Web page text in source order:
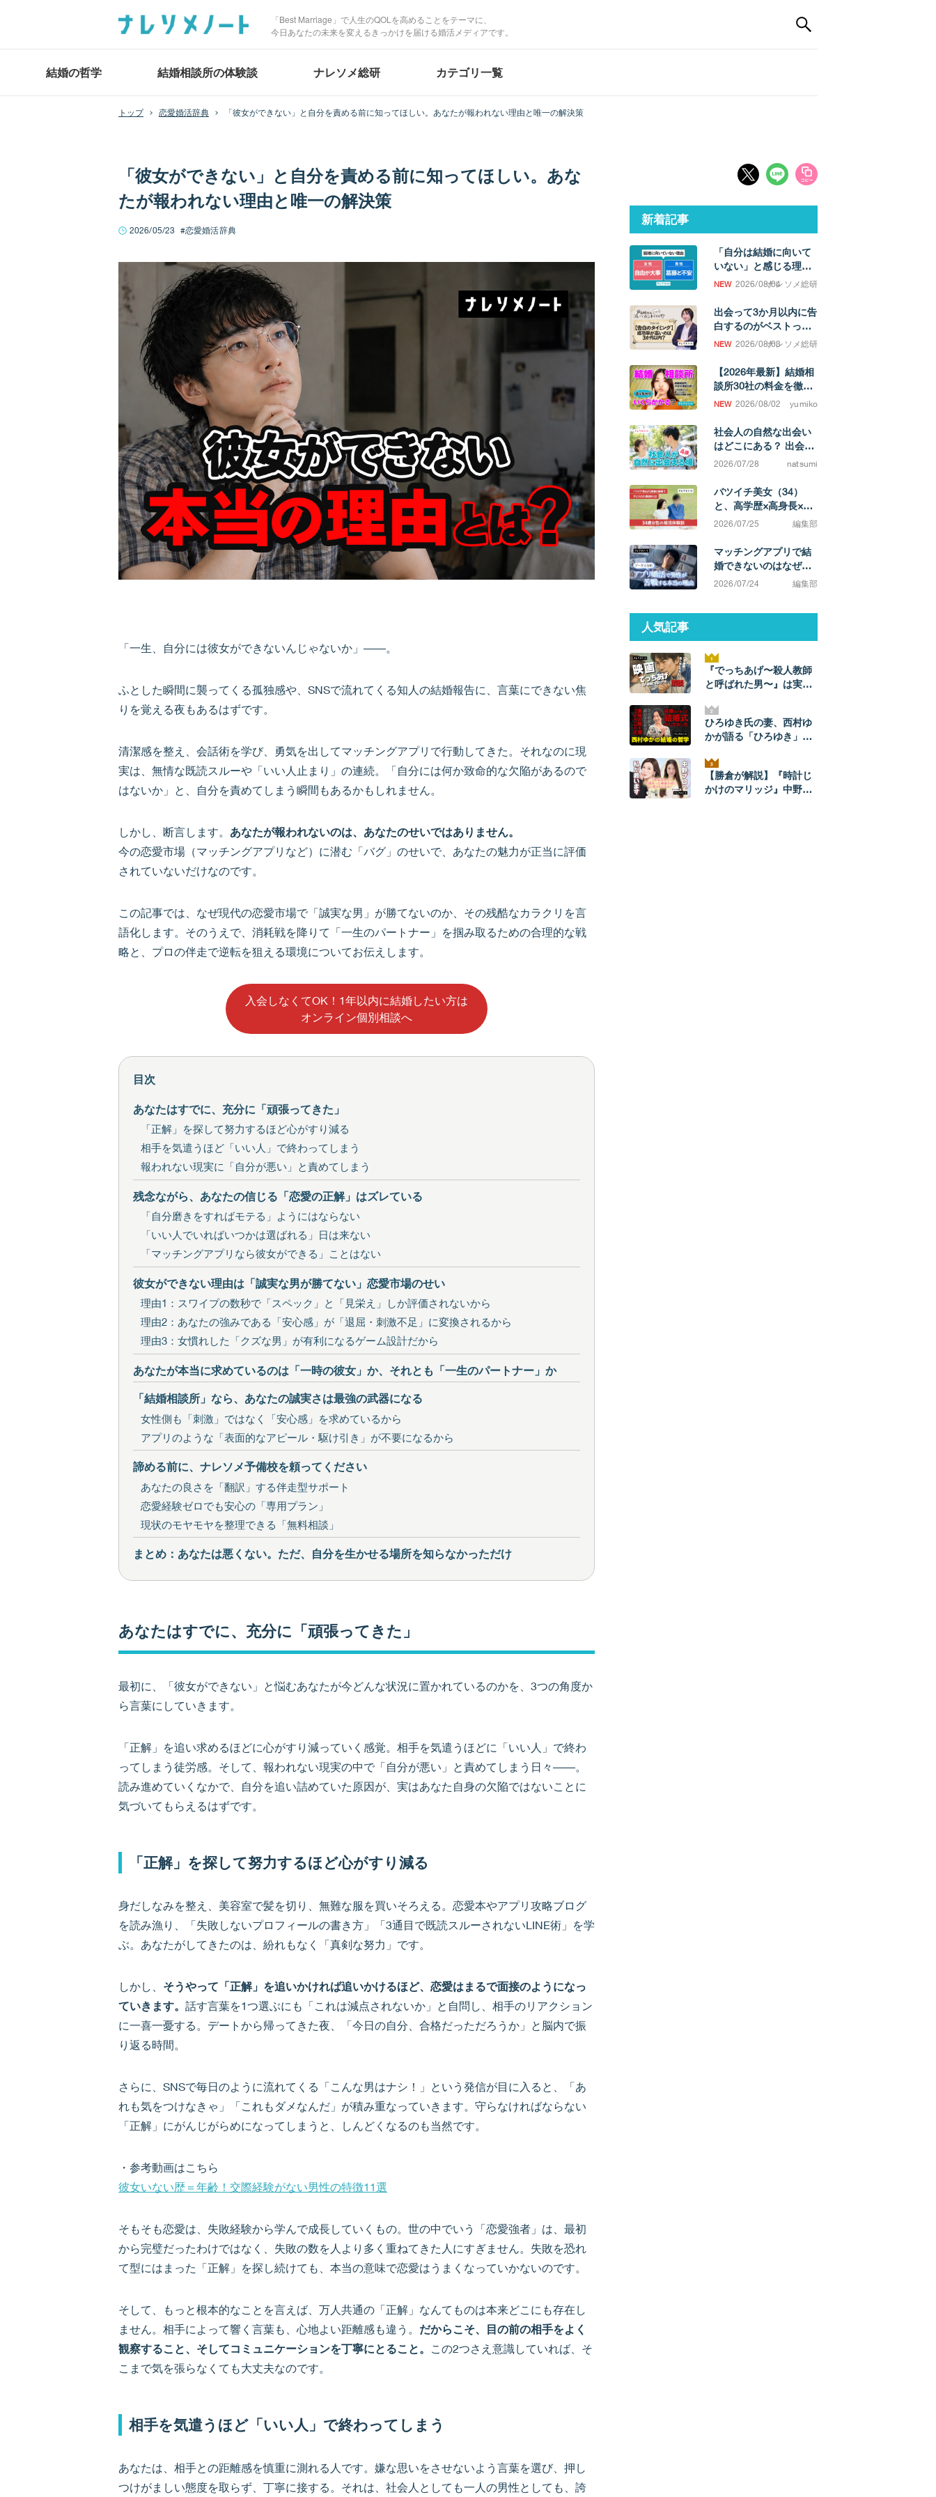
「Best Marriage」で人生のQOLを高めることをテーマに、
今日あなたの未来を変えるきっかけを届ける婚活メディアです。
結婚の哲学 結婚相談所の体験談 ナレソメ総研 カテゴリ一覧
恋愛婚活辞典 「彼女ができない」と自分を責める前に知ってほしい。あなたが報われない理由と唯一の解決策
「彼女ができない」と自分を責める前に知ってほしい。あな
たが報われない理由と唯一の解決策
2026/05/23 恋愛婚活辞典
「一生、自分には彼女ができないんじゃないか」――。
ふとした瞬間に襲ってくる孤独感や、SNSで流れてくる知人の結婚報告に、言葉にできない焦
りを覚える夜もあるはずです。
清潔感を整え、会話術を学び、勇気を出してマッチングアプリで行動してきた。それなのに現
実は、無情な既読スルーや「いい人止まり」の連続。「自分には何か致命的な欠陥があるので
はないか」と、自分を責めてしまう瞬間もあるかもしれません。
しかし、断言します。 あなたが報われないのは、あなたのせいではありません。
今の恋愛市場（マッチングアプリなど）に潜む「バグ」のせいで、あなたの魅力が正当に評価
されていないだけなのです。
この記事では、なぜ現代の恋愛市場で「誠実な男」が勝てないのか、その残酷なカラクリを言
語化します。そのうえで、消耗戦を降りて「一生のパートナー」を掴み取るための合理的な戦
略と、プロの伴走で逆転を狙える環境についてお伝えします。
入会しなくてOK！1年以内に結婚したい方は
オンライン個別相談へ
目次
あなたはすでに、充分に「頑張ってきた」
「正解」を探して努力するほど心がすり減る
相手を気遣うほど「いい人」で終わってしまう
報われない現実に「自分が悪い」と責めてしまう
残念ながら、あなたの信じる「恋愛の正解」はズレている
「自分磨きをすればモテる」ようにはならない
「いい人でいればいつかは選ばれる」日は来ない
「マッチングアプリなら彼女ができる」ことはない
彼女ができない理由は「誠実な男が勝てない」恋愛市場のせい
理由1：スワイプの数秒で「スペック」と「見栄え」しか評価されないから
理由2：あなたの強みである「安心感」が「退屈・刺激不足」に変換されるから
理由3：女慣れした「クズな男」が有利になるゲーム設計だから
あなたが本当に求めているのは「一時の彼女」か、それとも「一生のパートナー」か
「結婚相談所」なら、あなたの誠実さは最強の武器になる
女性側も「刺激」ではなく「安心感」を求めているから
アプリのような「表面的なアピール・駆け引き」が不要になるから
諦める前に、ナレソメ予備校を頼ってください
あなたの良さを「翻訳」する伴走型サポート
恋愛経験ゼロでも安心の「専用プラン」
現状のモヤモヤを整理できる「無料相談」
まとめ：あなたは悪くない。ただ、自分を生かせる場所を知らなかっただけ
あなたはすでに、充分に「頑張ってきた」
最初に、「彼女ができない」と悩むあなたが今どんな状況に置かれているのかを、3つの角度か
ら言葉にしていきます。
「正解」を追い求めるほどに心がすり減っていく感覚。相手を気遣うほどに「いい人」で終わ
ってしまう徒労感。そして、報われない現実の中で「自分が悪い」と責めてしまう日々――。
読み進めていくなかで、自分を追い詰めていた原因が、実はあなた自身の欠陥ではないことに
気づいてもらえるはずです。
「正解」を探して努力するほど心がすり減る
身だしなみを整え、美容室で髪を切り、無難な服を買いそろえる。恋愛本やアプリ攻略ブログ
を読み漁り、「失敗しないプロフィールの書き方」「3通目で既読スルーされないLINE術」を学
ぶ。あなたがしてきたのは、紛れもなく「真剣な努力」です。
しかし、 そうやって「正解」を追いかければ追いかけるほど、恋愛はまるで面接のようになっ
ていきます。 話す言葉を1つ選ぶにも「これは減点されないか」と自問し、相手のリアクション
に一喜一憂する。デートから帰ってきた夜、「今日の自分、合格だっただろうか」と脳内で振
り返る時間。
さらに、SNSで毎日のように流れてくる「こんな男はナシ！」という発信が目に入ると、「あ
れも気をつけなきゃ」「これもダメなんだ」が積み重なっていきます。守らなければならない
「正解」にがんじがらめになってしまうと、しんどくなるのも当然です。
・参考動画はこちら
彼女いない歴＝年齢！交際経験がない男性の特徴11選
そもそも恋愛は、失敗経験から学んで成長していくもの。世の中でいう「恋愛強者」は、最初
から完璧だったわけではなく、失敗の数を人より多く重ねてきた人にすぎません。失敗を恐れ
て型にはまった「正解」を探し続けても、本当の意味で恋愛はうまくなっていかないのです。
そして、もっと根本的なことを言えば、万人共通の「正解」なんてものは本来どこにも存在し
ません。相手によって響く言葉も、心地よい距離感も違う。 だからこそ、目の前の相手をよく
観察すること、そしてコミュニケーションを丁寧にとること。
この2つさえ意識していれば、そ
こまで気を張らなくても大丈夫なのです。
相手を気遣うほど「いい人」で終わってしまう
あなたは、相手との距離感を慎重に測れる人です。嫌な思いをさせないよう言葉を選び、押し
つけがましい態度を取らず、丁寧に接する。それは、社会人としても一人の男性としても、誇
新着記事
「自分は結婚に向いて
いない」と感じる理
由。「誰かと過ごした
差
2026/08/04ナレソメ総研
出会って3か月以内に告
白するのがベストって
ホント！？
2026/08/03ナレソメ総研
【2026年最新】結婚相
談所30社の料金を徹底
比較！ 成婚するまでの
2026/08/02 yumiko
社会人の自然な出会い
はどこにある？ 出会い
の場と、結婚を考えた
2026/07/28 natsumi
バツイチ美女（34）
と、高学歴×高身長×イ
ケメン（38）カップ
んなに違うのか」と実
感する不満0の結婚生活
2026/07/25 編集部
マッチングアプリで結
婚できないのはなぜ？
原因は「努力不足」で
2026/07/24 編集部
人気記事
『でっちあげ〜殺人教師
と呼ばれた男〜』は実
タ事件の全貌とあらすじ
ひろゆき氏の妻、西村ゆ
かが語る「ひろゆき」と
まで。ひろゆきからは
「毎朝メッセージが来
た」。【結婚の哲学】
【勝倉が解説】『時計じ
かけのマリッジ』中野あ